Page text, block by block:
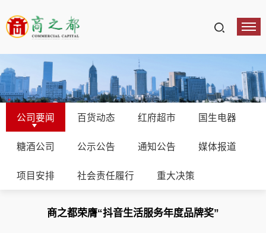
公司要闻 百货动态 红府超市 国生电器
糖酒公司 公示公告 通知公告 媒体报道
项目安排 社会责任履行 重大决策
商之都荣膺“抖音生活服务年度品牌奖”